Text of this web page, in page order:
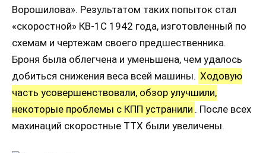
Ворошилова». Результатом таких попыток стал
«скоростной» КВ-1С 1942 года, изготовленный по
схемам и чертежам своего предшественника.
Броня была облегчена и уменьшена, чем удалось
добиться снижения веса всей машины. Ходовую
часть усовершенствовали, обзор улучшили,
некоторые проблемы с КПП устранили . После всех
махинаций скоростные ТТХ были увеличены.